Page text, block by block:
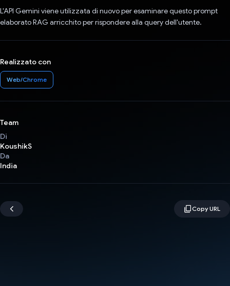
L'API Gemini viene utilizzata di nuovo per esaminare questo prompt
elaborato RAG arricchito per rispondere alla query dell'utente.
Realizzato con
Web/Chrome
Team
Di
KoushikS
Da
India